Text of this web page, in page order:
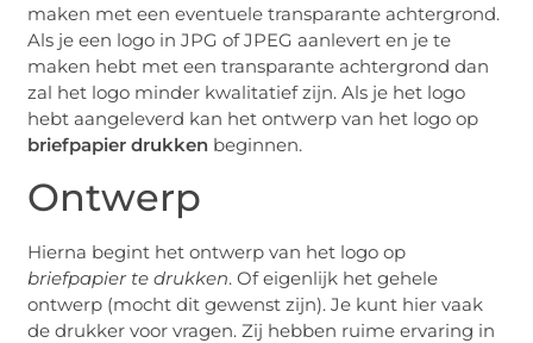
maken met een eventuele transparante achtergrond.
Als je een logo in JPG of JPEG aanlevert en je te
maken hebt met een transparante achtergrond dan
zal het logo minder kwalitatief zijn. Als je het logo
hebt aangeleverd kan het ontwerp van het logo op
briefpapier drukken beginnen.
Ontwerp
Hierna begint het ontwerp van het logo op
briefpapier te drukken. Of eigenlijk het gehele
ontwerp (mocht dit gewenst zijn). Je kunt hier vaak
de drukker voor vragen. Zij hebben ruime ervaring in